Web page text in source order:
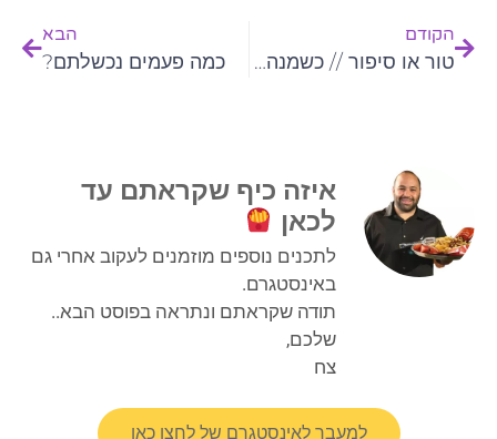
הקודם
טור או סיפור // כשמנהל מפעל החיים שלי החליט לצאת לחל"ת מרעיונות חדשים
הבא
כמה פעמים נכשלתם?
איזה כיף שקראתם עד
לכאן
לתכנים נוספים מוזמנים לעקוב אחרי גם
באינסטגרם.
תודה שקראתם ונתראה בפוסט הבא..
שלכם,
צח
למעבר לאינסטגרם של לחצו כאן